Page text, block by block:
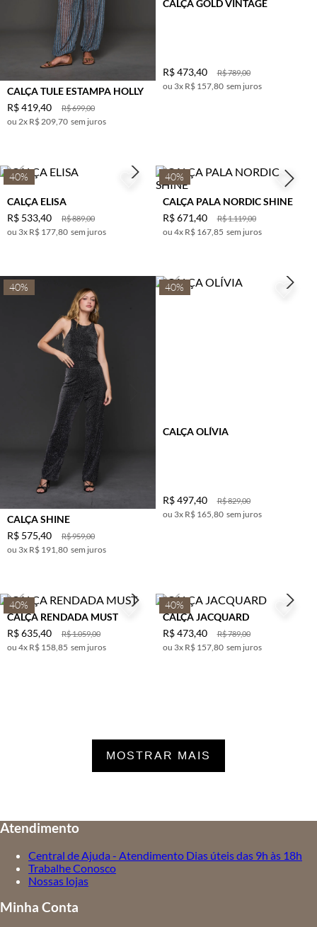
CALÇA TULE ESTAMPA HOLLY
R$699,00
R$419,40
2x R$ 209,70 sem juros
CALÇA GOLD VINTAGE
R$789,00
R$ 473,40
3x R$ 157,80 sem juros
40%
CALÇA ELISA
R$889,00
R$ 533,40
3x R$ 177,80 sem juros
40%
CALÇA PALA NORDIC SHINE
R$1.119,00
R$ 671,40
4x R$ 167,85 sem juros
40%
CALÇA SHINE
R$959,00
R$ 575,40
3x R$ 191,80 sem juros
40%
CALÇA OLÍVIA
R$829,00
R$ 497,40
3x R$ 165,80 sem juros
40%
CALÇA RENDADA MUST
R$1.059,00
R$635,40
4x R$ 158,85 sem juros
40%
CALÇA JACQUARD
R$789,00
R$ 473,40
3x R$ 157,80 sem juros
MOSTRAR MAIS
Atendimento
Central de Ajuda - Atendimento Dias úteis das 9h às 18h
Trabalhe Conosco
Nossas lojas
Minha Conta